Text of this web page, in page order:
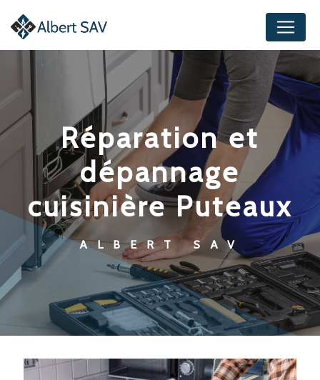
réparation et
dépannage
cuisinière Puteaux
ALBERT SAV